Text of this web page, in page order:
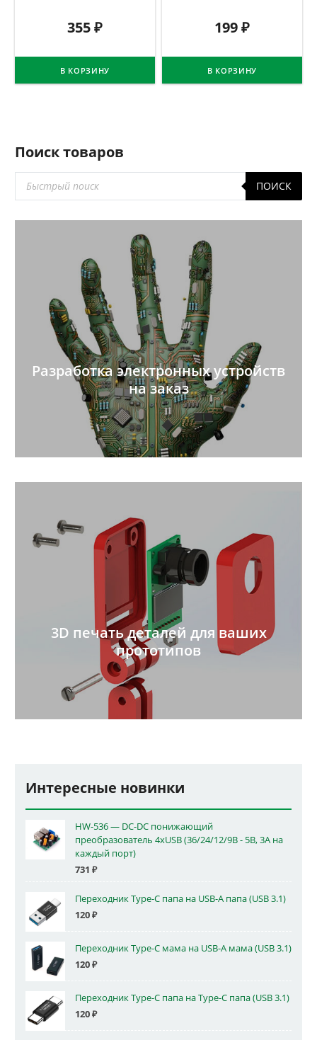
355₽
В КОРЗИНУ
199₽
В КОРЗИНУ
Поиск товаров
товаров
ПОИСК
Разработка электронных устройств
на заказ
3D печать деталей для ваших
прототипов
Интересные новинки
HW-536 — DC-DC понижающий
преобразователь 4xUSB (36/24/12/9В - 5В, 3А на
каждый порт)
731 ₽
Переходник Type-C папа на USB-A папа (USB 3.1)
120₽
Переходник Type-C мама на USB-A мама (USB 3.1)
120₽
Переходник Type-C папа на Type-C папа (USB 3.1)
120₽